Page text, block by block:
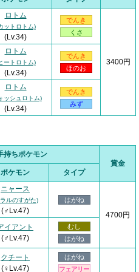
ロトム
ットロトム)
(Lv.34)
でんき
くさ
3400円
ロトム
ートロトム)
(Lv.34)
でんき
ほのお
ロトム
ッシュロトム)
(Lv.34)
でんき
みず
持ちポケモン
賞金
ポケモン
タイプ
ニャース
ルのすがた)
(♂Lv.47)
はがね
4700円
イアント
(♂Lv.47)
むし
はがね
クチート
(♀Lv.47)
はがね
フェアリー